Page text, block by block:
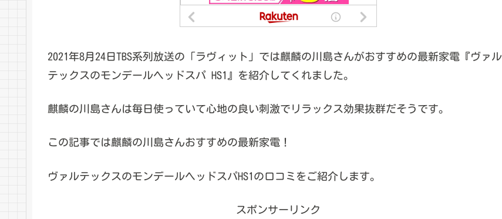
2021年8月24日TBS系列放送の「ラヴィット」では麒麟の川島さんがおすすめの最新家電『ヴァル
テックスのモンデールヘッドスパ HS1』を紹介してくれました。
麒麟の川島さんは毎日使っていて心地の良い刺激でリラックス効果抜群だそうです。
この記事では麒麟の川島さんおすすめの最新家電！
ヴァルテックスのモンデールヘッドスパHS1の口コミをご紹介します。
スポンサーリンク